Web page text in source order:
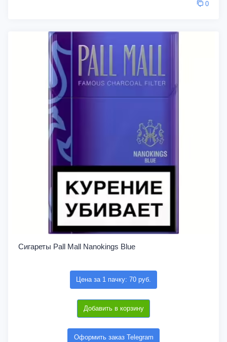
0
Сигареты Pall Mall Nanokings Blue
Цена за 1 пачку: 70 руб.
Добавить в корзину
Оформить заказ Telegram